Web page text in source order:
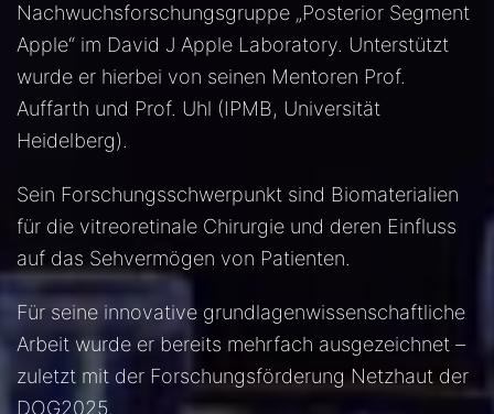
Nachwuchsforschungsgruppe „Posterior Segment
Apple“ im David J Apple Laboratory. Unterstützt
wurde er hierbei von seinen Mentoren Prof.
Auffarth und Prof. Uhl (IPMB, Universität
Heidelberg).
Sein Forschungsschwerpunkt sind Biomaterialien
für die vitreoretinale Chirurgie und deren Einfluss
auf das Sehvermögen von Patienten.
Für seine innovative grundlagenwissenschaftliche
Arbeit wurde er bereits mehrfach ausgezeichnet –
zuletzt mit der Forschungsförderung Netzhaut der
DOG2025.